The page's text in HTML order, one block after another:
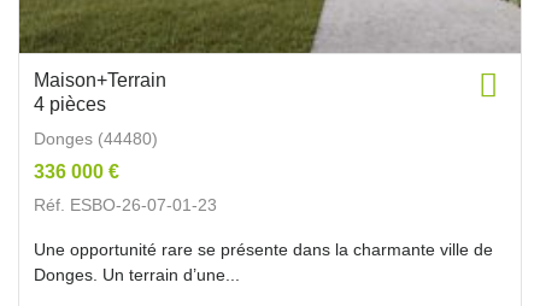
Maison+Terrain
4 pièces
Donges (44480)
336 000 €
Réf. ESBO-26-07-01-23
Une opportunité rare se présente dans la charmante ville de
Donges. Un terrain d’une...